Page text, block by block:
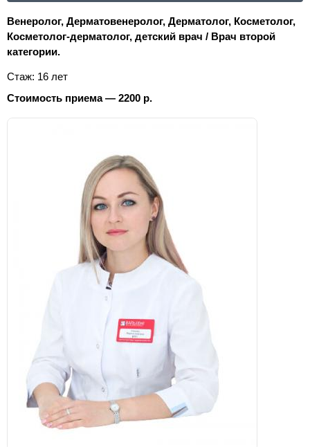
Венеролог, Дерматовенеролог, Дерматолог, Косметолог,
Косметолог-дерматолог, детский врач / Врач второй
категории.
Стаж: 16 лет
Стоимость приема — 2200 р.